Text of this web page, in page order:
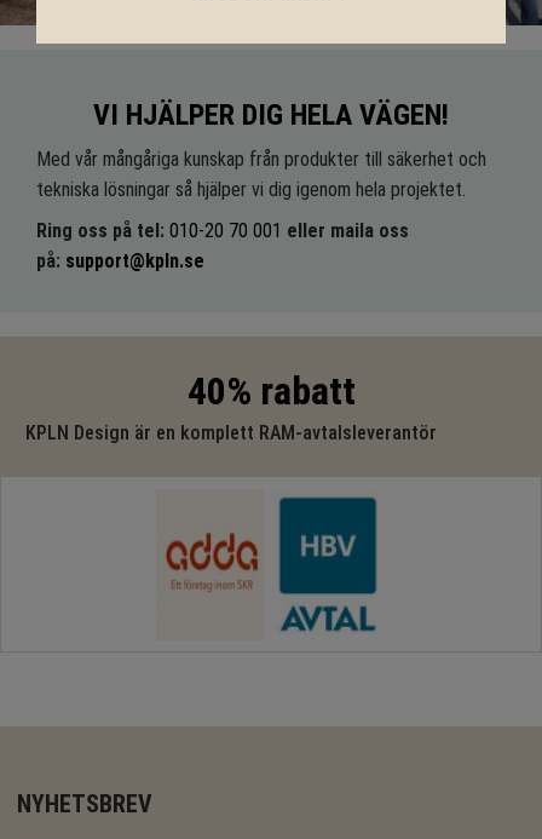
VI HJÄLPER DIG HELA VÄGEN!
Med vår mångåriga kunskap från produkter till säkerhet och
tekniska lösningar så hjälper vi dig igenom hela projektet.
Ring oss på tel: 010-20 70 001 eller maila oss
på: support@kpln.se
40% rabatt
KPLN Design är en komplett RAM-avtalsleverantör
NYHETSBREV